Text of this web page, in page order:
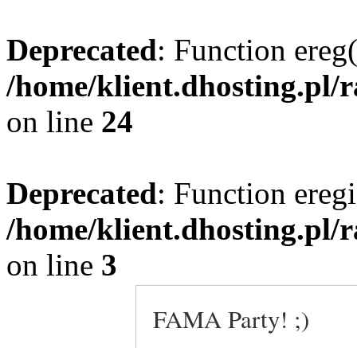
Deprecated: Function
/home/klient.dhosting.pl/
on line 24
Deprecated: Function
/home/klient.dhosting.pl/
on line 3
FAMA Party! ;)